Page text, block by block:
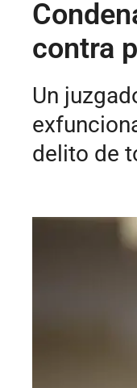
contra
Un
delito de